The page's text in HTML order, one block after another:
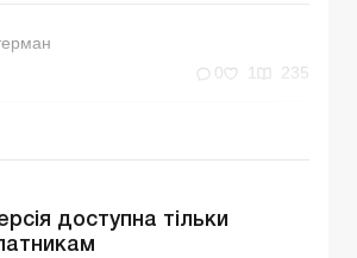
0 1 235
доступна тільки